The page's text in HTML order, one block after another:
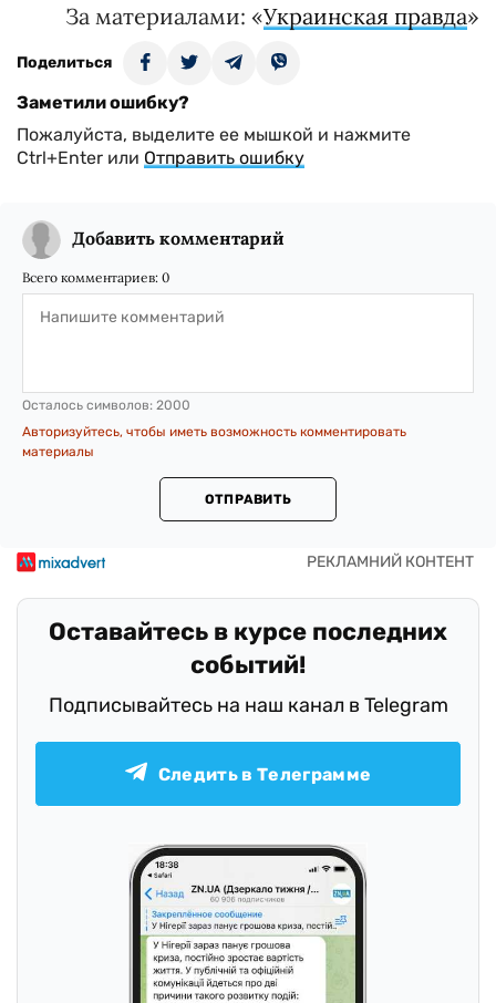
За материалами: «Украинская правда»
Поделиться
Заметили ошибку?
Пожалуйста, выделите ее мышкой и нажмите
Ctrl+Enter или Отправить ошибку
Добавить комментарий
Всего комментариев: 0
Осталось символов: 2000
Авторизуйтесь, чтобы иметь возможность комментировать
материалы
ОТПРАВИТЬ
Оставайтесь в курсе последних
событий!
Подписывайтесь на наш канал в Telegram
Следить в Телеграмме